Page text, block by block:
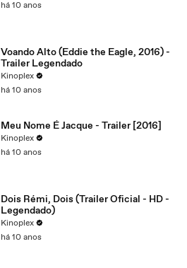
há 10 anos
Voando Alto (Eddie the Eagle, 2016) -
Trailer Legendado
Kinoplex
há 10 anos
Meu Nome É Jacque - Trailer [2016]
Kinoplex
há 10 anos
Dois Rémi, Dois (Trailer Oficial - HD -
Legendado)
Kinoplex
há 10 anos